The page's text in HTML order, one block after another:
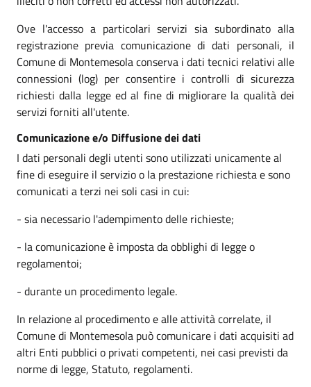
Ove l'accesso a particolari servizi sia subordinato alla
registrazione previa comunicazione di dati personali, il
Comune di Montemesola conserva i dati tecnici relativi alle
connessioni (log) per consentire i controlli di sicurezza
richiesti dalla legge ed al fine di migliorare la qualità dei
servizi forniti all'utente.
Comunicazione e/o Diffusione dei dati
I dati personali degli utenti sono utilizzati unicamente al
fine di eseguire il servizio o la prestazione richiesta e sono
comunicati a terzi nei soli casi in cui:
- sia necessario l'adempimento delle richieste;
- la comunicazione è imposta da obblighi di legge o
regolamentoi;
- durante un procedimento legale.
In relazione al procedimento e alle attività correlate, il
Comune di Montemesola può comunicare i dati acquisiti ad
altri Enti pubblici o privati competenti, nei casi previsti da
norme di legge, Statuto, regolamenti.